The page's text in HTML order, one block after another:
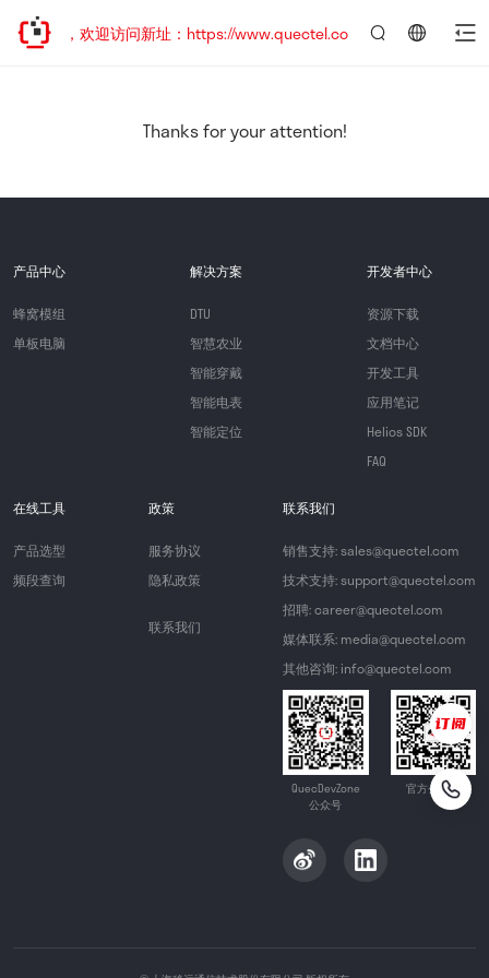
已迁移，欢迎访问新址：https://www.quectel.com.cn
Thanks for your attention!
产品中心
蜂窝模组
单板电脑
解决方案
DTU
智慧农业
智能穿戴
智能电表
智能定位
开发者中心
资源下载
文档中心
开发工具
应用笔记
Helios SDK
FAQ
在线工具
产品选型
频段查询
政策
服务协议
隐私政策
联系我们
联系我们
销售支持: sales@quectel.com
技术支持: support@quectel.com
招聘: career@quectel.com
媒体联系: media@quectel.com
其他咨询: info@quectel.com
QuecDevZone
公众号
官方公众号